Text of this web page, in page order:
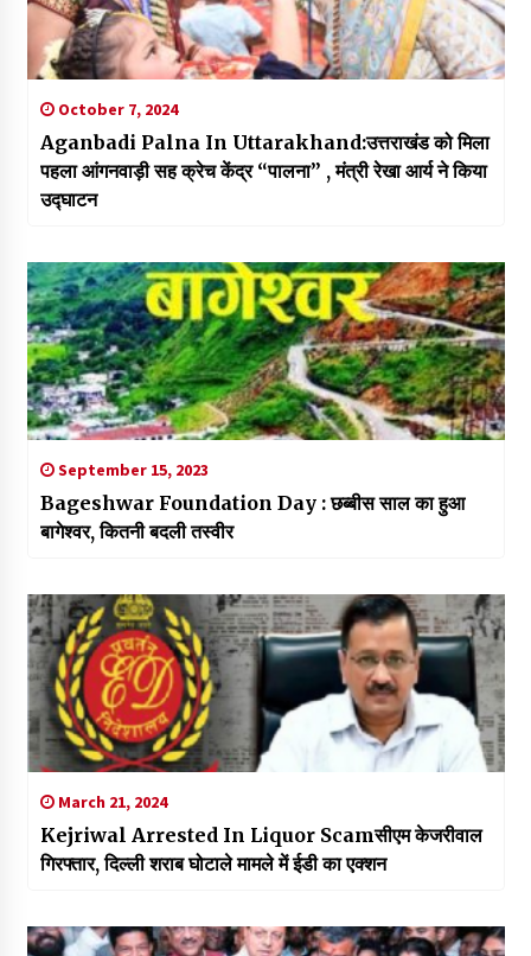
October 7, 2024
Aganbadi Palna In Uttarakhand:उत्तराखंड को मिला
पहला आंगनवाड़ी सह क्रेच केंद्र “पालना” , मंत्री रेखा आर्य ने किया
उद्घाटन
September 15, 2023
Bageshwar Foundation Day : छब्बीस साल का हुआ
बागेश्वर, कितनी बदली तस्वीर
March 21, 2024
Kejriwal Arrested In Liquor Scamसीएम केजरीवाल
गिरफ्तार, दिल्ली शराब घोटाले मामले में ईडी का एक्शन